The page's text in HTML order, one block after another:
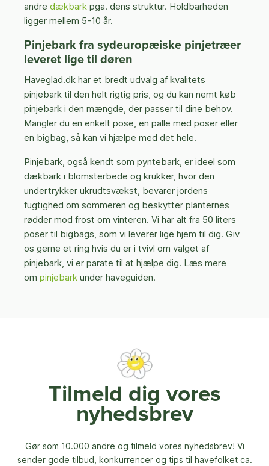
andre dækbark pga. dens struktur. Holdbarheden
ligger mellem 5-10 år.
Pinjebark fra sydeuropæiske pinjetræer
leveret lige til døren
Haveglad.dk har et bredt udvalg af kvalitets
pinjebark til den helt rigtig pris, og du kan nemt køb
pinjebark i den mængde, der passer til dine behov.
Mangler du en enkelt pose, en palle med poser eller
en bigbag, så kan vi hjælpe med det hele.
Pinjebark, også kendt som pyntebark, er ideel som
dækbark i blomsterbede og krukker, hvor den
undertrykker ukrudtsvækst, bevarer jordens
fugtighed om sommeren og beskytter planternes
rødder mod frost om vinteren. Vi har alt fra 50 liters
poser til bigbags, som vi leverer lige hjem til dig. Giv
os gerne et ring hvis du er i tvivl om valget af
pinjebark, vi er parate til at hjælpe dig. Læs mere
om pinjebark under haveguiden.
Tilmeld dig vores
nyhedsbrev
Gør som 10.000 andre og tilmeld vores nyhedsbrev! Vi
sender gode tilbud, konkurrencer og tips til havefolket ca.